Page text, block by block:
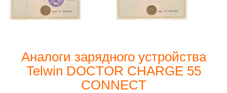
Аналоги зарядного устройства
Telwin DOCTOR CHARGE 55
CONNECT